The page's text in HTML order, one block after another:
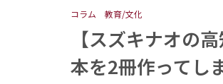
コラム 教育/文化
【スズキナオの
本を2冊作ってし